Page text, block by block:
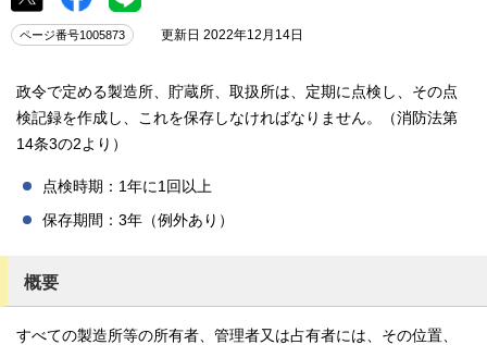
ページ番号1005873 更新日 2022年12月14日
政令で定める製造所、貯蔵所、取扱所は、定期に点検し、その点
検記録を作成し、これを保存しなければなりません。（消防法第
14条3の2より）
点検時期：1年に1回以上
保存期間：3年（例外あり）
概要
すべての製造所等の所有者、管理者又は占有者には、その位置、